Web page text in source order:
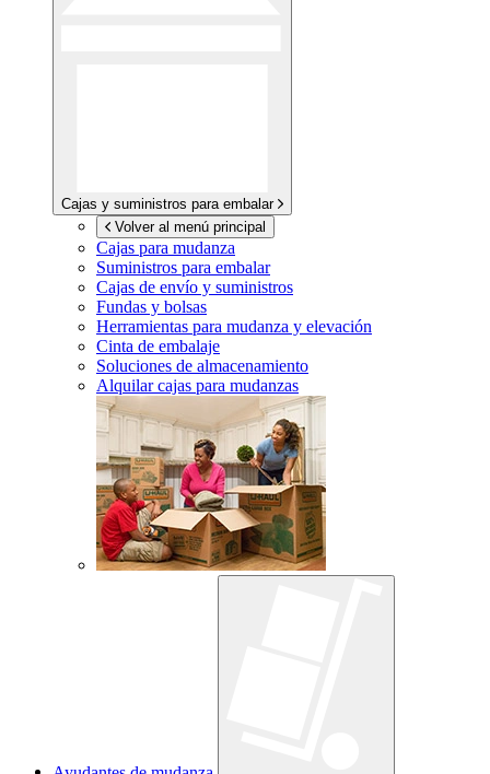
Cajas y suministros para embalar
Volver al menú principal
Cajas para mudanza
Suministros para embalar
Cajas de envío y suministros
Fundas y bolsas
Herramientas para mudanza y elevación
Cinta de embalaje
Soluciones de almacenamiento
Alquilar cajas para mudanzas